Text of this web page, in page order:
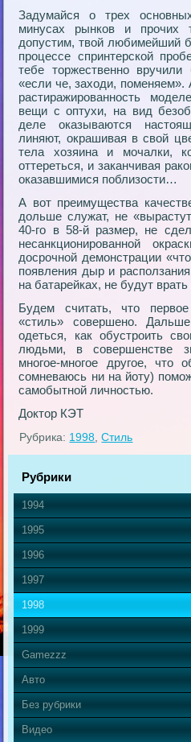
Задумайся о трех
минусах рынков и прочих
допустим, твой любимейший
процессе спринтерской
тебе торжественно
«если че, заходи,
растиражированность
вещи с оптухи, на вид
деле оказываются
линяют, окрашивая в свой
тела хозяина и мочалки,
оттереться, и заканчивая
оказавшимися поблизости…
А вот преимущества
дольше служат, не
40-го в 58-й размер, не
несанкционированной
досрочной демонстрации
появления дыр и
на батарейках, не будут
Будем считать, что
«стиль» совершено.
одеться, как обустроить
людьми, в совершенстве
многое-многое другое, что
сомневаюсь ни на йоту)
самобытной личностью.
Доктор КЭТ
Рубрика: 1998,Стиль
Рубрики
1994
1995
1996
1997
1998
1999
Gamezzz
Авто
Без рубрики
Видео